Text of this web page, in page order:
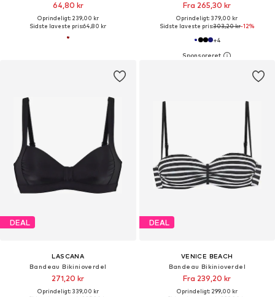
64,80 kr
Oprindeligt: 239,00 kr
Sidste laveste pris:64,80 kr
Fra 265,30 kr
Oprindeligt: 379,00 kr
Sidste laveste pris:303,20 kr-12%
+4
DEAL
LASCANA
Bandeau Bikinioverdel
271,20 kr
Oprindeligt: 339,00 kr
DEAL
VENICE BEACH
Bandeau Bikinioverdel
Fra 239,20 kr
Oprindeligt: 299,00 kr